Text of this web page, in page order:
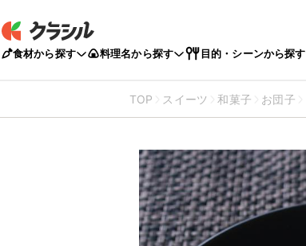
食材から探す 料理名から探す 目的・シーンから探す
TOP スイーツ 和菓子 お団子